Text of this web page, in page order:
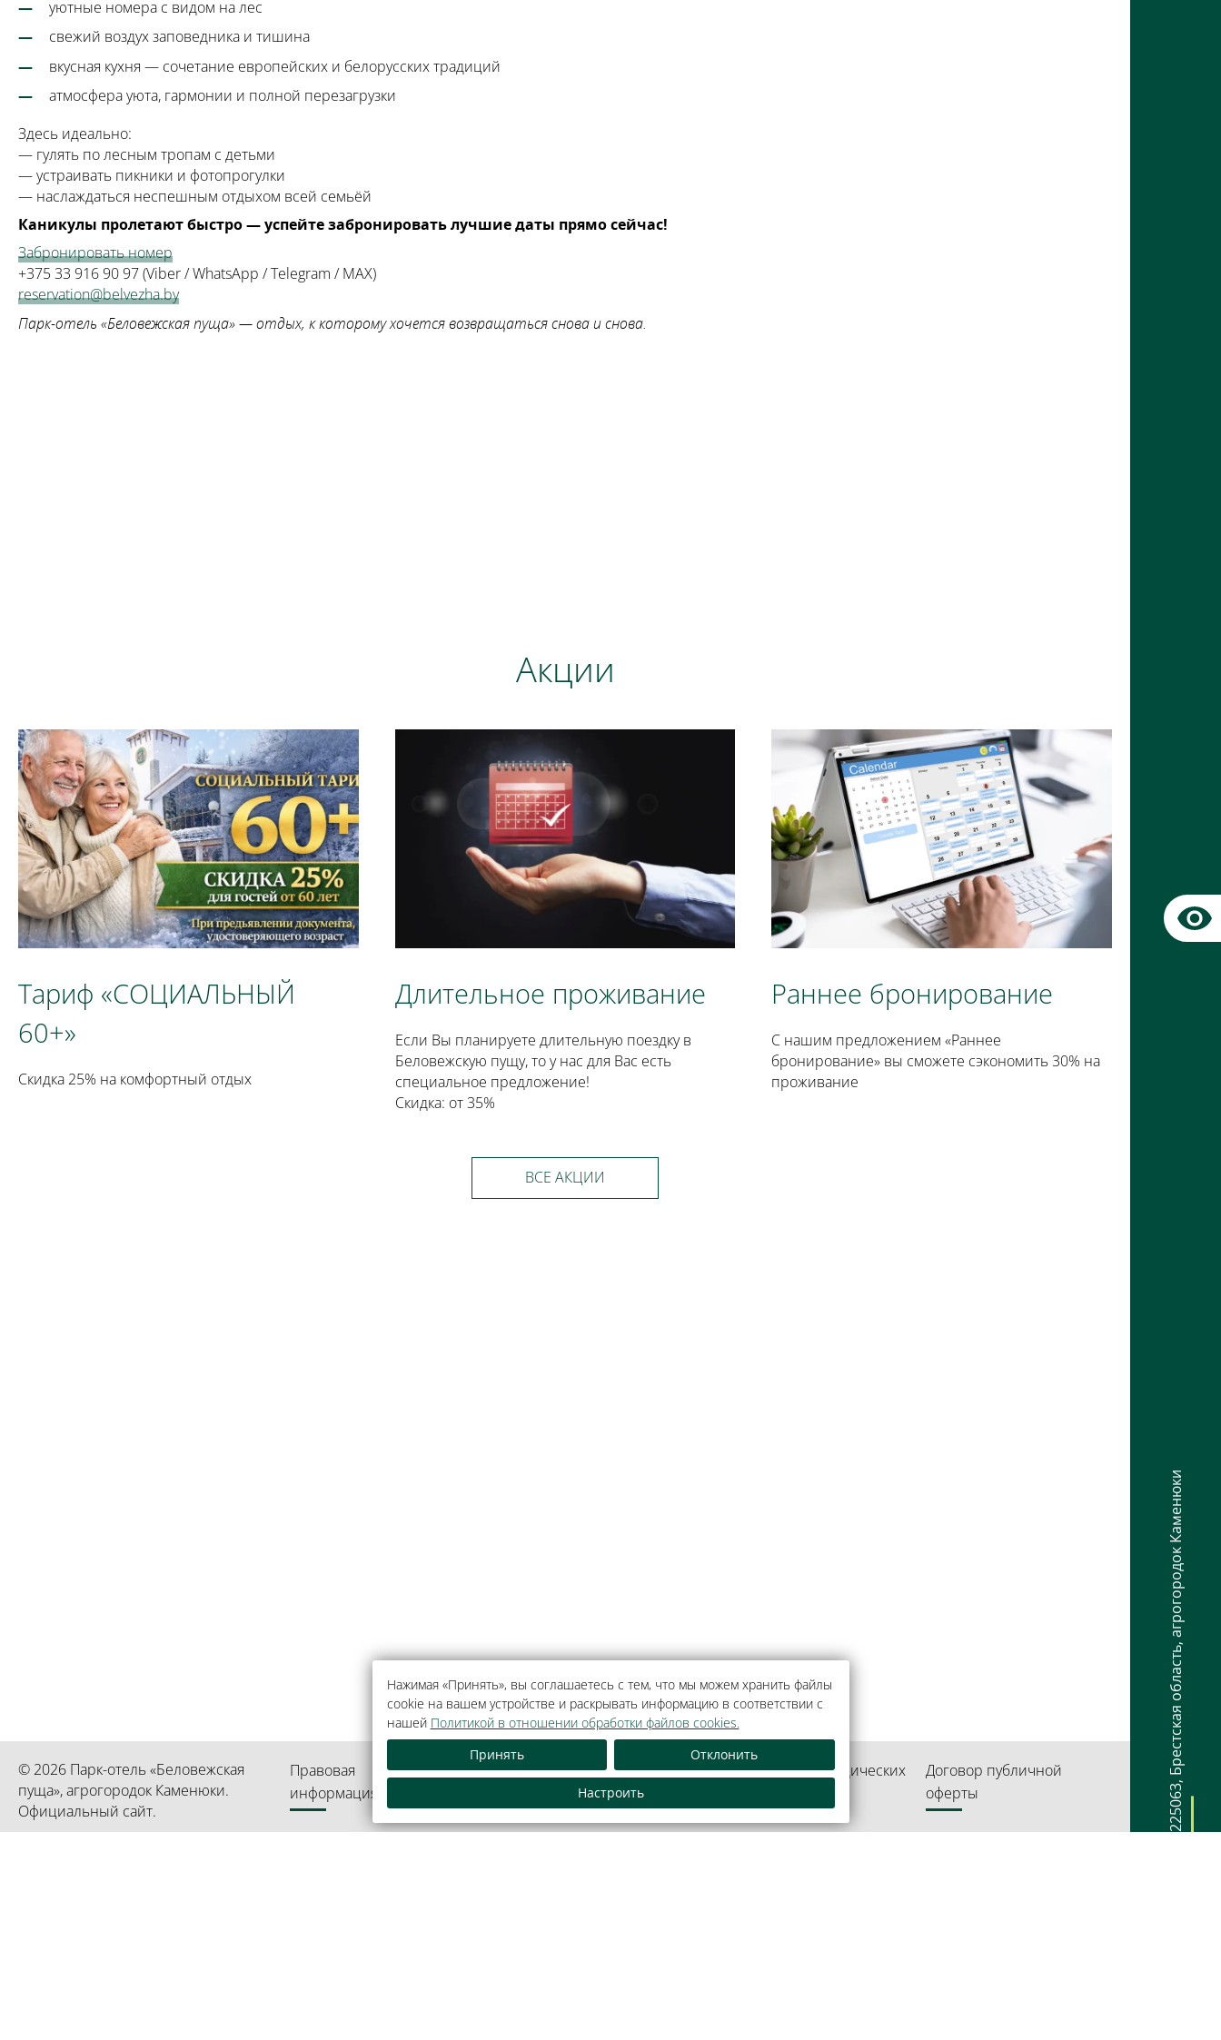
Нажимая «Принять», вы соглашаетесь с тем, что мы можем хранить файлы
cookie на вашем устройстве и раскрывать информацию в соответствии с
нашей Политикой в отношении обработки файлов cookies.
Принять
Отклонить
Настроить 225063
,
Брестская область
,
агрогородок Каменюки
уютные номера с видом на лес
свежий воздух заповедника и тишина
вкусная кухня — сочетание европейских и белорусских традиций
атмосфера уюта, гармонии и полной перезагрузки
Здесь идеально:
— гулять по лесным тропам с детьми
— устраивать пикники и фотопрогулки
— наслаждаться неспешным отдыхом всей семьёй
Каникулы пролетают быстро — успейте забронировать лучшие даты прямо сейчас!
Забронировать номер
+375 33 916 90 97 (Viber / WhatsApp / Telegram / MAX)
reservation@belvezha.by
Парк-отель «Беловежская пуща» — отдых, к которому хочется возвращаться снова и снова.
Акции
Тариф «СОЦИАЛЬНЫЙ
60+»
Скидка 25% на комфортный отдых
Длительное проживание
Если Вы планируете длительную поездку в
Беловежскую пущу, то у нас для Вас есть
специальное предложение!
Скидка: от 35%
Раннее бронирование
С нашим предложением «Раннее
бронирование» вы сможете сэкономить 30% на
проживание
ВСЕ АКЦИИ
© 2026 Парк-отель «Беловежская
пуща», агрогородок Каменюки.
Официальный сайт.
Правовая
информация
Как оплатить банковской
Обращения граждан и юридических
Договор публичной
оферты